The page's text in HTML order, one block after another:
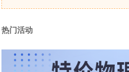
程中必须对互联网包的校验和开展
热门活动